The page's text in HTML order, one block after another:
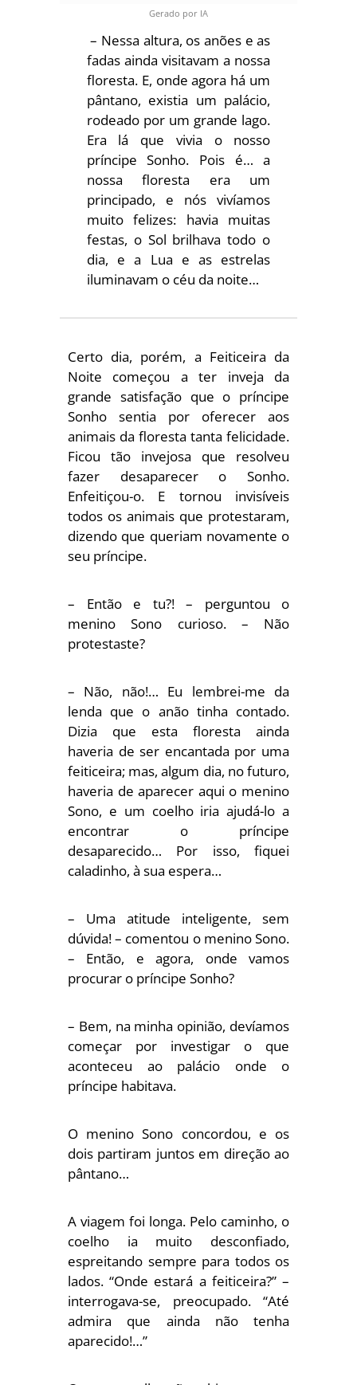
Gerado por IA
– Nessa altura, os anões e as
fadas ainda visitavam a nossa
floresta. E, onde agora há um
pântano, existia um palácio,
rodeado por um grande lago.
Era lá que vivia o nosso
príncipe Sonho. Pois é… a
nossa floresta era um
principado, e nós vivíamos
muito felizes: havia muitas
festas, o Sol brilhava todo o
dia, e a Lua e as estrelas
iluminavam o céu da noite…
Certo dia, porém, a Feiticeira da
Noite começou a ter inveja da
grande satisfação que o príncipe
Sonho sentia por oferecer aos
animais da floresta tanta felicidade.
Ficou tão invejosa que resolveu
fazer desaparecer o Sonho.
Enfeitiçou-o. E tornou invisíveis
todos os animais que protestaram,
dizendo que queriam novamente o
seu príncipe.
– Então e tu?! – perguntou o
menino Sono curioso. – Não
protestaste?
– Não, não!… Eu lembrei-me da
lenda que o anão tinha contado.
Dizia que esta floresta ainda
haveria de ser encantada por uma
feiticeira; mas, algum dia, no futuro,
haveria de aparecer aqui o menino
Sono, e um coelho iria ajudá-lo a
encontrar o príncipe
desaparecido… Por isso, fiquei
caladinho, à sua espera…
– Uma atitude inteligente, sem
dúvida! – comentou o menino Sono.
– Então, e agora, onde vamos
procurar o príncipe Sonho?
– Bem, na minha opinião, devíamos
começar por investigar o que
aconteceu ao palácio onde o
príncipe habitava.
O menino Sono concordou, e os
dois partiram juntos em direção ao
pântano…
A viagem foi longa. Pelo caminho, o
coelho ia muito desconfiado,
espreitando sempre para todos os
lados. “Onde estará a feiticeira?” –
interrogava-se, preocupado. “Até
admira que ainda não tenha
aparecido!…”